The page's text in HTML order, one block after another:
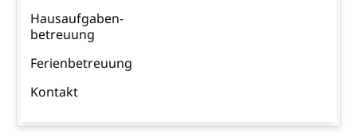
Hausaufgaben-
betreuung
Ferienbetreuung
Kontakt